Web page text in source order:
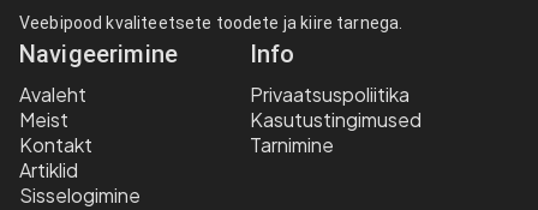
Veebipood kvaliteetsete toodete ja kiire tarnega.
Navigeerimine
Avaleht
Meist
Kontakt
Artiklid
Sisselogimine
Info
Privaatsuspoliitika
Kasutustingimused
Tarnimine